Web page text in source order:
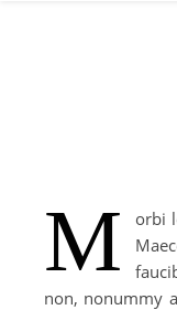
M
orbi
non, nonummy